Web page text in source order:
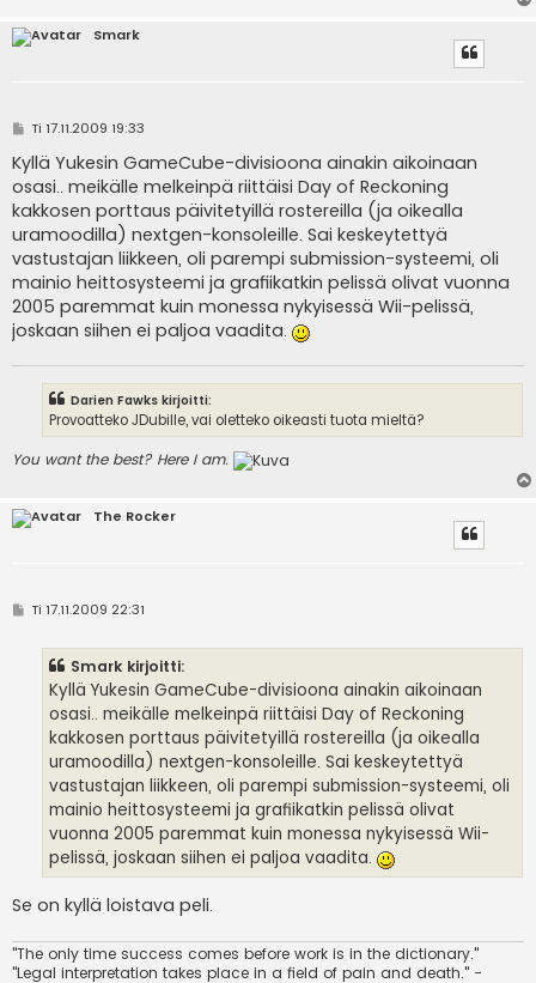
Smark
V
e
s
t
i
Ti 17.11.2009 19:33
Kyllä Yukesin GameCube-divisioona ainakin aikoinaan
osasi.. meikälle melkeinpä riittäisi Day of Reckoning
kakkosen porttaus päivitetyillä rostereilla (ja oikealla
uramoodilla) nextgen-konsoleille. Sai keskeytettyä
vastustajan liikkeen, oli parempi submission-systeemi, oli
mainio heittosysteemi ja grafiikatkin pelissä olivat vuonna
2005 paremmat kuin monessa nykyisessä Wii-pelissä,
joskaan siihen ei paljoa vaadita.
Darien Fawks kirjoitti:
Provoatteko JDubille, vai oletteko oikeasti tuota mieltä?
You want the best? Here I am.
The Rocker
VTi 17.11.2009 22:31
Smark kirjoitti:
Kyllä Yukesin GameCube-divisioona ainakin aikoinaan
osasi.. meikälle melkeinpä riittäisi Day of Reckoning
kakkosen porttaus päivitetyillä rostereilla (ja oikealla
uramoodilla) nextgen-konsoleille. Sai keskeytettyä
vastustajan liikkeen, oli parempi submission-systeemi, oli
mainio heittosysteemi ja grafiikatkin pelissä olivat
vuonna 2005 paremmat kuin monessa nykyisessä Wii-
pelissä, joskaan siihen ei paljoa vaadita.
Se on kyllä loistava peli.
"The only time success comes before work is in the dictionary."
"Legal interpretation takes place in a field of pain and death." -